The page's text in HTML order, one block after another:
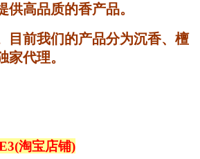
高品质的香产品。
目前我们的产品分为沉香、檀
代理。
淘宝店铺)